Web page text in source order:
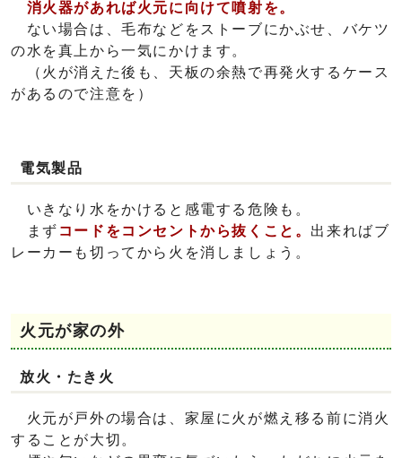
消火器があれば火元に向けて噴射を。
ない場合は、毛布などをストーブにかぶせ、バケツ
の水を真上から一気にかけます。
（火が消えた後も、天板の余熱で再発火するケース
があるので注意を）
電気製品
いきなり水をかけると感電する危険も。
まず コードをコンセントから抜くこと。 出来ればブ
レーカーも切ってから火を消しましょう。
火元が家の外
放火・たき火
火元が戸外の場合は、家屋に火が燃え移る前に消火
することが大切。